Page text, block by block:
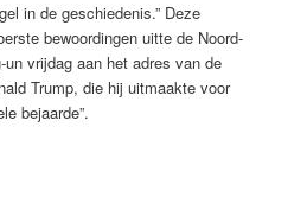
in de geschiedenis.” Deze
bewoordingen uitte de Noord-
vrijdag aan het adres van de
Trump, die hij uitmaakte voor
bejaarde”.